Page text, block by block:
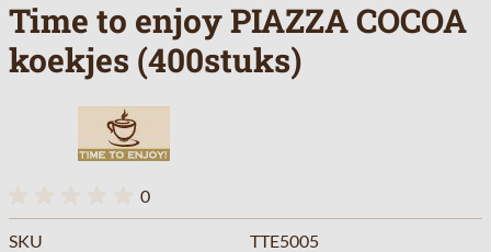
Time to enjoy PIAZZA COCOA
koekjes (400stuks)
0
SKU TTE5005